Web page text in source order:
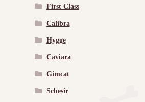
First Class
Calibra
Hygge
Caviara
Gimcat
Schesir